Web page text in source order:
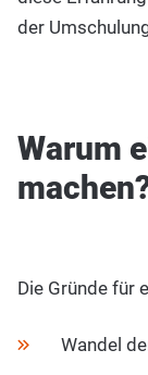
der
Warum
Die Gründe für
Wandel